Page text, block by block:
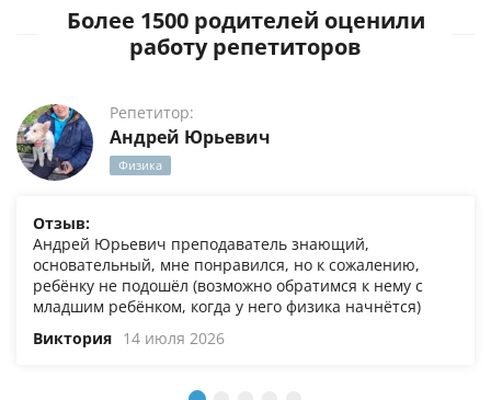
Более 1500 родителей оценили
работу репетиторов
Репетитор:
Андрей Юрьевич
Физика
Отзыв:
Андрей Юрьевич преподаватель знающий,
основательный, мне понравился, но к сожалению,
ребёнку не подошёл (возможно обратимся к нему с
младшим ребёнком, когда у него физика начнётся)
Виктория 14 июля 2026